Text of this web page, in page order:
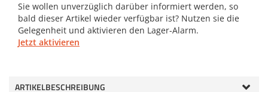
Sie wollen unverzüglich darüber informiert werden, so
bald dieser Artikel wieder verfügbar ist? Nutzen sie die
Gelegenheit und aktivieren den Lager-Alarm.
Jetzt aktivieren
ARTIKELBESCHREIBUNG